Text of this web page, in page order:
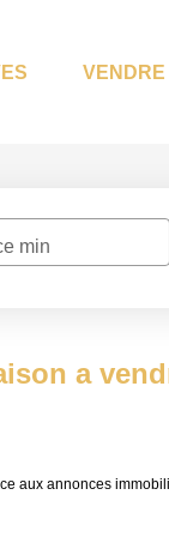
VENDRE
min
a
aux annonces